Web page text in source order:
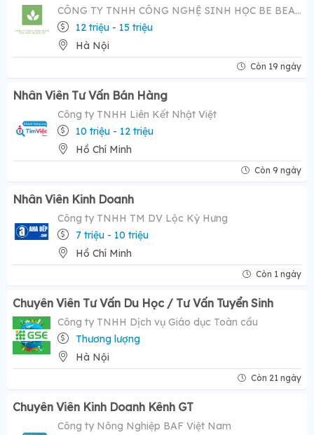
CÔNG TY TNHH CÔNG NGHỆ SINH HỌC BE BEAUTY
12 triệu - 15 triệu
Hà Nội
Còn 19 ngày
Nhân Viên Tư Vấn Bán Hàng
Công ty TNHH Liên Kết Nhật Việt
10 triệu - 12 triệu
Hồ Chí Minh
Còn 9 ngày
Nhân Viên Kinh Doanh
Công ty TNHH TM DV Lộc Kỳ Hưng
7 triệu - 10 triệu
Hồ Chí Minh
Còn 1 ngày
Chuyên Viên Tư Vấn Du Học / Tư Vấn Tuyển Sinh
Công ty TNHH Dịch vụ Giáo dục Toàn cầu
Thương lượng
Hà Nội
Còn 21 ngày
Chuyên Viên Kinh Doanh Kênh GT
Công ty Nông Nghiệp BAF Việt Nam